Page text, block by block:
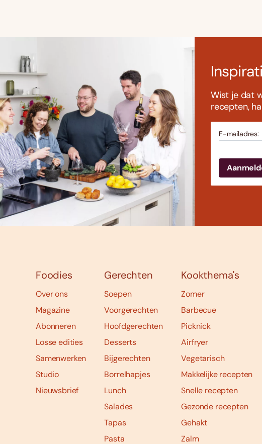
Wist je dat
recepten,
E-mailadres:
Foodies
Over ons
Magazine
Abonneren
Losse edities
Samenwerken
Studio
Nieuwsbrief
Gerechten
Soepen
Voorgerechten
Hoofdgerechten
Desserts
Bijgerechten
Borrelhapjes
Lunch
Salades
Tapas
Pasta
Kookthema's
Zomer
Barbecue
Picknick
Airfryer
Vegetarisch
Makkelijke recepten
Snelle recepten
Gezonde recepten
Gehakt
Zalm